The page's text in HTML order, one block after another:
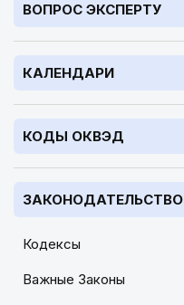
ВОПРОС ЭКСПЕРТУ
КАЛЕНДАРИ
КОДЫ ОКВЭД
ЗАКОНОДАТЕЛЬСТВО
Кодексы
Важные Законы